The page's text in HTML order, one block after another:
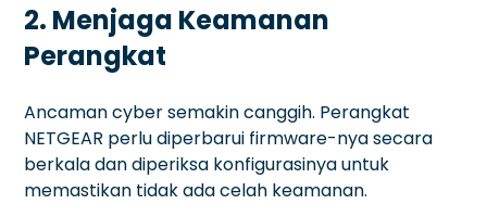
2. Menjaga Keamanan
Perangkat
Ancaman cyber semakin canggih. Perangkat
NETGEAR perlu diperbarui firmware-nya secara
berkala dan diperiksa konfigurasinya untuk
memastikan tidak ada celah keamanan.